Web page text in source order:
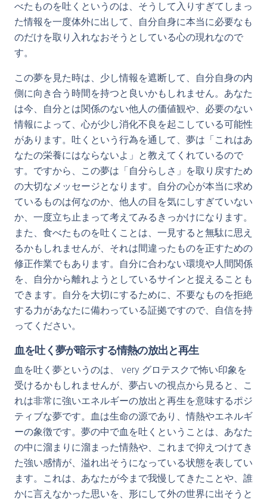
べたものを吐くというのは、そうして入りすぎてしまっ
た情報を一度体外に出して、自分自身に本当に必要なも
のだけを取り入れなおそうとしている心の現れなので
す。
この夢を見た時は、少し情報を遮断して、自分自身の内
側に向き合う時間を持つと良いかもしれません。あなた
は今、自分とは関係のない他人の価値観や、必要のない
情報によって、心が少し消化不良を起こしている可能性
があります。吐くという行為を通して、夢は「これはあ
なたの栄養にはならないよ」と教えてくれているので
す。ですから、この夢は「自分らしさ」を取り戻すため
の大切なメッセージとなります。自分の心が本当に求め
ているものは何なのか、他人の目を気にしすぎていない
か、一度立ち止まって考えてみるきっかけになります。
また、食べたものを吐くことは、一見すると無駄に思え
るかもしれませんが、それは間違ったものを正すための
修正作業でもあります。自分に合わない環境や人間関係
を、自分から離れようとしているサインと捉えることも
できます。自分を大切にするために、不要なものを拒絶
する力があなたに備わっている証拠ですので、自信を持
ってください。
血を吐く夢が暗示する情熱の放出と再生
血を吐く夢というのは、 very グロテスクで怖い印象を
受けるかもしれませんが、夢占いの視点から見ると、こ
れは非常に強いエネルギーの放出と再生を意味するポジ
ティブな夢です。血は生命の源であり、情熱やエネルギ
ーの象徴です。夢の中で血を吐くということは、あなた
の中に溜まりに溜まった情熱や、これまで抑えつけてき
た強い感情が、溢れ出そうになっている状態を表してい
ます。これは、あなたが今まで我慢してきたことや、誰
かに言えなかった思いを、形にして外の世界に出そうと